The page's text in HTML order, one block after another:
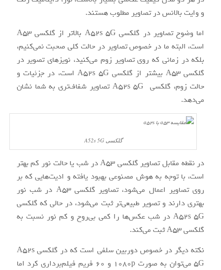
و وایت بالانس در تصاویر مطلوب هستند.
اما وضوح تصاویر در گلکسی A52s 5G بالاتر از گلکسی A53
است، البته ما در خصوص تصاویر در حالت کلی صحبت نمی‌کنیم،
بلکه در زمانی که روی تصاویر زوم می‌کنید، نویزهای تصویر در
گلکسی A53 بیشتر از گلکسی A52s 5G است، در جزئیات و
حالت زوم، گلکسی A52s 5G تصاویر شفاف‌تری به شما نشان
می‌دهد.
گلکسی A52s 5G
در نقطه مقابل تصاویر گلکسی A53 در شب یا حالت نور کم بهتر
است، با توجه به هوش مصنوعی بهبود یافته و ادیت‌هایی که بر
روی تصاویر اعمال می‌شود، تصاویر گلکسی A53 در شب نور
بهتری دارند و تصویر طبیعی‌تر ثبت می‌شود، در حالی که گلکسی
A52s 5G در شب عکس‌ها را کمی بی‌روح و کم نور نسبت به
گلکسی A53 ثبت می‌کند.
نکته دیگر در خصوص دوربین سلفی است که در گلکسی A52s
5G می‌توان به صورت 1080p و 60 فریم فیلم‌برداری کرد اما